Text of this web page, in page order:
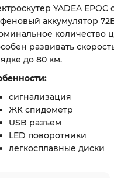
YADEA
аккумулятор
количество
развивать
до 80 км.
сигнализация
ЖК спидометр
USB разъем
LED поворотники
легкосплавные диски